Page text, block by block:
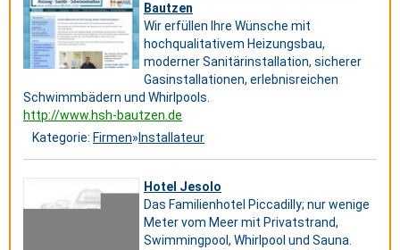
Bautzen
Wir erfüllen Ihre Wünsche mit
hochqualitativem Heizungsbau,
moderner Sanitärinstallation, sicherer
Gasinstallationen, erlebnisreichen
Schwimmbädern und Whirlpools.
http://www.hsh-bautzen.de
Kategorie: Firmen» Installateur
Hotel Jesolo
Das Familienhotel Piccadilly; nur wenige
Meter vom Meer mit Privatstrand,
Swimmingpool, Whirlpool und Sauna.